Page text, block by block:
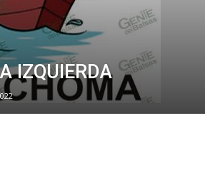
IZQUIERDA